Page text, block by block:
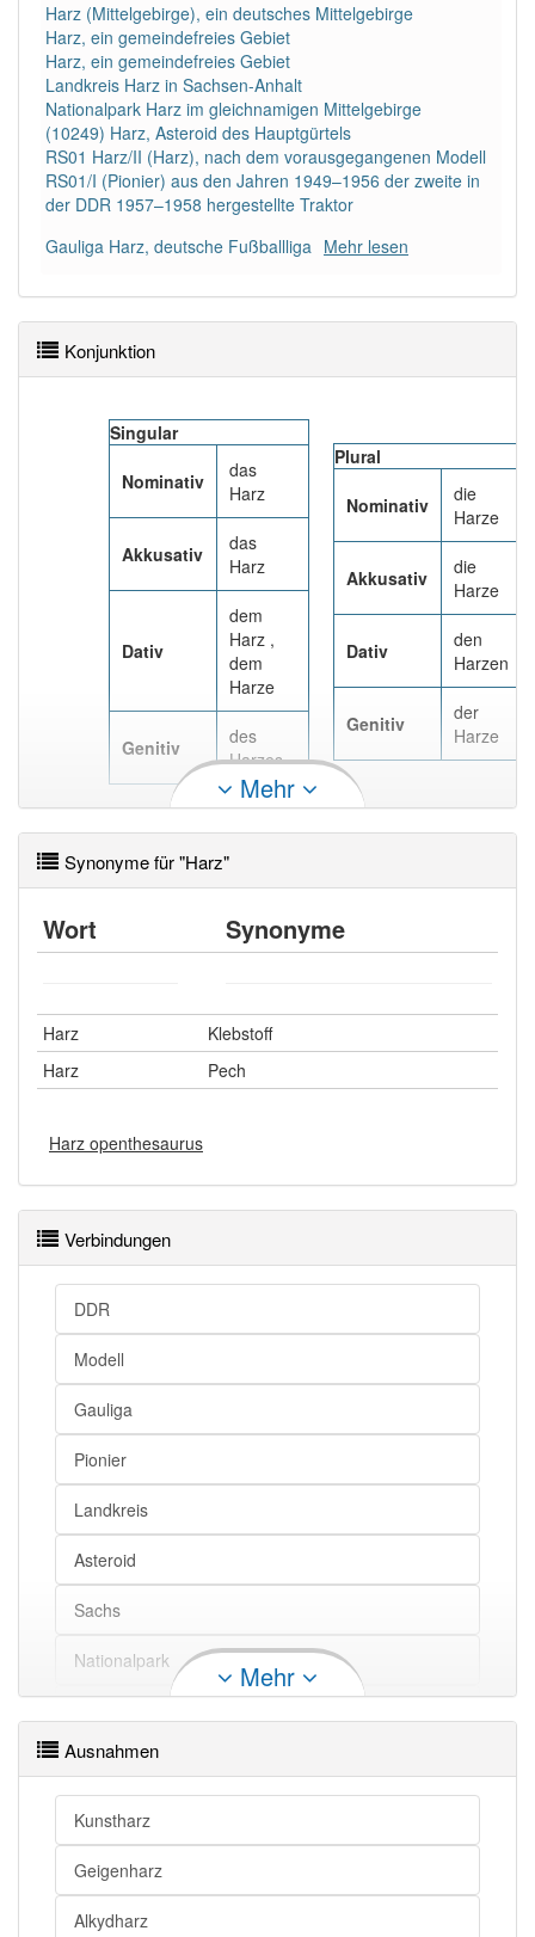
Harz (Mittelgebirge), ein deutsches Mittelgebirge
Harz, ein gemeindefreies Gebiet
Harz, ein gemeindefreies Gebiet
Landkreis Harz in Sachsen-Anhalt
Nationalpark Harz im gleichnamigen Mittelgebirge
(10249) Harz, Asteroid des Hauptgürtels
RS01 Harz/II (Harz), nach dem vorausgegangenen Modell
RS01/I (Pionier) aus den Jahren 1949–1956 der zweite in
der DDR 1957–1958 hergestellte Traktor
Gauliga Harz, deutsche Fußballliga Mehr lesen
Konjunktion
Singular
Nominativ
das
Harz
Akkusativ
das
Harz
Dativ
dem
Harz ,
dem
Harze
Genitiv
des
Harzes
Plural
Nominativ
die
Harze
Akkusativ
die
Harze
Dativ
den
Harzen
Genitiv
der
Harze
Nominativ
das
das
dem
Harz ,
dem
den
Singular
Dativ
Genitiv
des Harz
Plural
Mehr
Synonyme für "Harz"
Wort Synonyme
Harz
Klebstoff
Harz
Pech
Harz openthesaurus
Verbindungen
DDR
Modell
Gauliga
Pionier
Landkreis
Asteroid
Sachs
Nationalpark
Kunstharz
Anhalt
Mittelgebirge
Mehr
Ausnahmen
Kunstharz
Geigenharz
Alkydharz